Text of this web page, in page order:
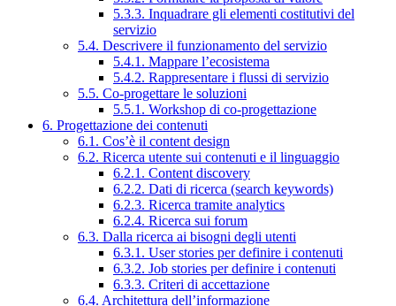
5.3.3. Inquadrare gli elementi costitutivi del
servizio
5.4. Descrivere il funzionamento del servizio
5.4.1. Mappare l’ecosistema
5.4.2. Rappresentare i flussi di servizio
5.5. Co-progettare le soluzioni
5.5.1. Workshop di co-progettazione
6. Progettazione dei contenuti
6.1. Cos’è il content design
6.2. Ricerca utente sui contenuti e il linguaggio
6.2.1. Content discovery
6.2.2. Dati di ricerca (search keywords)
6.2.3. Ricerca tramite analytics
6.2.4. Ricerca sui forum
6.3. Dalla ricerca ai bisogni degli utenti
6.3.1. User stories per definire i contenuti
6.3.2. Job stories per definire i contenuti
6.3.3. Criteri di accettazione
6.4. Architettura dell’informazione